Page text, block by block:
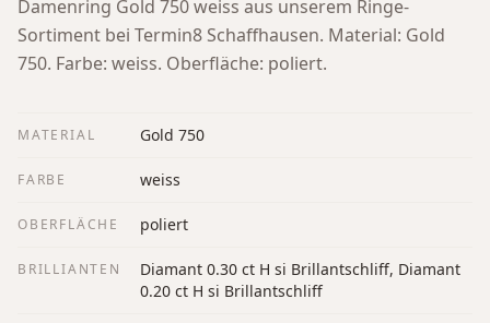
Damenring Gold 750 weiss aus unserem Ringe-
Sortiment bei Termin8 Schaffhausen. Material: Gold
750. Farbe: weiss. Oberfläche: poliert.
MATERIAL Gold 750
FARBE weiss
OBERFLÄCHE poliert
BRILLIANTEN
Diamant 0.30 ct H si Brillantschliff, Diamant
0.20 ct H si Brillantschliff